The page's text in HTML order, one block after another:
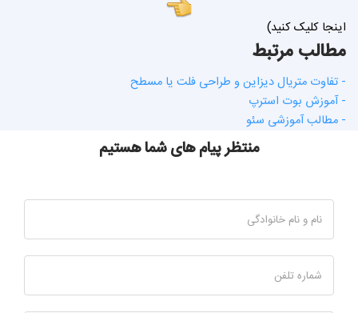
اینجا کلیک کنید)
مطالب مرتبط
- تفاوت متریال دیزاین و طراحی فلت یا مسطح
- آموزش بوت استرپ
- مطالب آموزشی سئو
منتظر پیام های شما هستیم
نام و نام خانوادگی
شماره تلفن